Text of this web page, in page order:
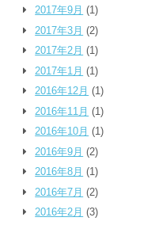
2017年9月 (1)
2017年3月 (2)
2017年2月 (1)
2017年1月 (1)
2016年12月 (1)
2016年11月 (1)
2016年10月 (1)
2016年9月 (2)
2016年8月 (1)
2016年7月 (2)
2016年2月 (3)